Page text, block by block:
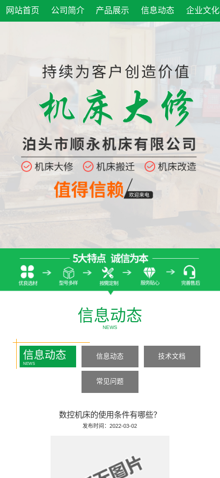
网站首页 公司简介 产品展示 信息动态 企业文化
信息动态
NEWS
信息动态
NEWS
信息动态 技术文档
常见问题
数控机床的使用条件有哪些？
发布时间：2022-03-02